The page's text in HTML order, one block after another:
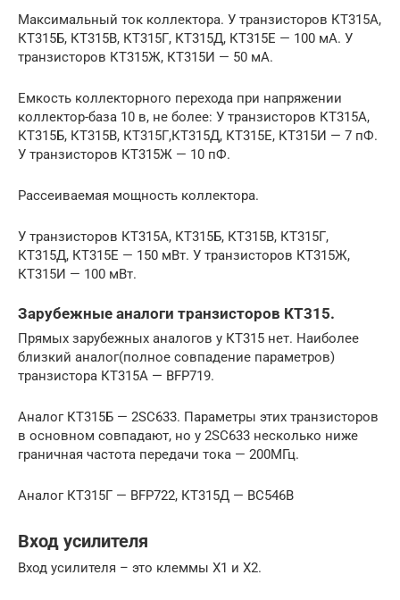
Максимальный ток коллектора. У транзисторов КТ315А,
КТ315Б, КТ315В, КТ315Г, КТ315Д, КТ315Е — 100 мА. У
транзисторов КТ315Ж, КТ315И — 50 мА.
Емкость коллекторного перехода при напряжении
коллектор-база 10 в, не более: У транзисторов КТ315А,
КТ315Б, КТ315В, КТ315Г,КТ315Д, КТ315Е, КТ315И — 7 пФ.
У транзисторов КТ315Ж — 10 пФ.
Рассеиваемая мощность коллектора.
У транзисторов КТ315А, КТ315Б, КТ315В, КТ315Г,
КТ315Д, КТ315Е — 150 мВт. У транзисторов КТ315Ж,
КТ315И — 100 мВт.
Зарубежные аналоги транзисторов КТ315.
Прямых зарубежных аналогов у КТ315 нет. Наиболее
близкий аналог(полное совпадение параметров)
транзистора КТ315А — BFP719.
Аналог КТ315Б — 2SC633. Параметры этих транзисторов
в основном совпадают, но у 2SC633 несколько ниже
граничная частота передачи тока — 200МГц.
Аналог КТ315Г — BFP722, КТ315Д — BC546B
Вход усилителя
Вход усилителя – это клеммы Х1 и Х2.